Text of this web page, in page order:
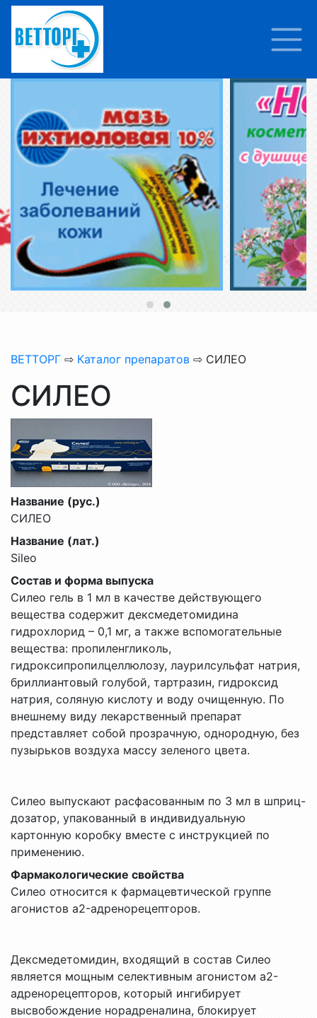
ВЕТТОРГ ⇨ Каталог препаратов ⇨ СИЛЕО
СИЛЕО
Название (рус.)
СИЛЕО
Название (лат.)
Sileo
Состав и форма выпуска
Силео гель в 1 мл в качестве действующего
вещества содержит дексмедетомидина
гидрохлорид – 0,1 мг, а также вспомогательные
вещества: пропиленгликоль,
гидроксипропилцеллюлозу, лаурилсульфат натрия,
бриллиантовый голубой, тартразин, гидроксид
натрия, соляную кислоту и воду очищенную. По
внешнему виду лекарственный препарат
представляет собой прозрачную, однородную, без
пузырьков воздуха массу зеленого цвета.
Силео выпускают расфасованным по 3 мл в шприц-
дозатор, упакованный в индивидуальную
картонную коробку вместе с инструкцией по
применению.
Фармакологические свойства
Силео относится к фармацевтической группе
агонистов a2-адренорецепторов.
Дексмедетомидин, входящий в состав Силео
является мощным селективным агонистом a2-
адренорецепторов, который ингибирует
высвобождение норадреналина, блокирует